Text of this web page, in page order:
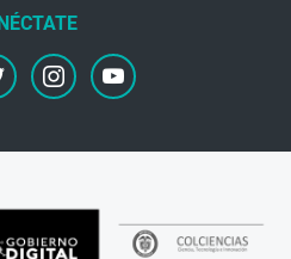
instagramyoutube